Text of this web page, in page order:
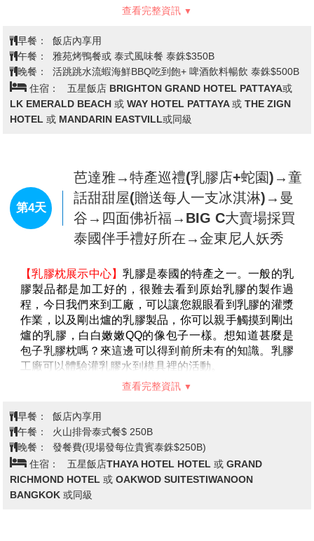
美景，盡情享受愉快出海時光！
範，
5歲以下及60
將安排您於酒店內自由活動，並請於報名時主動告知您的
業務員，於當地退還該活動費用每位$500泰銖(出發後放棄
行程無法退費)，當日之午餐仍會與團體同時進行。敬請見
諒。
※註：參與水上活動時，僅適用於
如無法前往格蘭島者，也無法參加水上活動者，敬
請見諒。
※註：若因當天風浪過大，無法出海：則更換為翡翠灣海
天俱樂部或者金沙灘俱樂部
出海行程，請攜帶泳衣褲與防曬用品，基於衛生考
重物品隨身或使用酒店保險箱避免因遊玩時遺失。
※註：為了您的安全，請配合導遊和領隊宣達的相關注意
事項，且下水請務必穿上救生衣，謝謝合作！
【TERMINAL 21購物中心】Terminal 21 Pattaya
完全以營造異國風情為特色的購物中心，讓你從廣場
拍進賣場，連柱子或廁所都可以盡情的擺姿勢狂拍，
而且連美食廣場都是街邊小吃的平易價格，來芭達雅
廣敞立了一架飛機就令人瞠目結舌，入口處的幾個行
Terminal 21 完完全全打造成航站大樓的氛圍，非但入
口以登機門的Gate來編號，座位區甚打造成行李輸送
轉盤的樣貌，真的是非常有想像力。樓層由最底層依
序為 G 、M及1至 3 樓，融入法國巴黎、英國倫敦、義大
利、日本東京及美國舊金山等異國風情，將最具特色
的建築、人物、特色融入整個空間中，不得不說真的
查看完整資訊
早餐：
飯店內享用
午餐：
雅苑烤鴨餐或 泰式風味餐 泰銖$350B
晚餐：
活跳跳水流蝦海鮮BBQ吃到飽+ 啤酒飲料暢飲 泰銖$500B
住宿：
五星飯店 BRIGHTON GRAND HOTEL PATTAYA或
LK EMERALD BEACH 或 WAY HOTEL PATTAYA 或 THE ZIGN
HOTEL 或 MANDARIN EASTVILL或同級
第4天
芭達雅→特產巡禮(乳膠店+蛇園)→童
話甜甜屋(贈送每人一支冰淇淋)→曼
谷→四面佛祈福→BIG C大賣場採買
泰國伴手禮好所在→金東尼人妖秀
【乳膠枕展示中心】乳膠是泰國的特產之一。一般的乳
膠製品都是加工好的，很難去看到原始乳膠的製作過
程，今日我們來到工廠，可以讓您親眼看到乳膠的灌漿
作業，以及剛出爐的乳膠製品，你可以親手觸摸到剛出
爐的乳膠，白白嫩嫩QQ的像包子一樣。想知道甚麼是
包子乳膠枕嗎？來這邊可以得到前所未有的知識。乳膠
工廠可以體驗灌乳膠水到模具裡的活動。
內劃分不同的區域，每個區域可以見到不同種
的真實生活方式，深入瞭解蛇的有關知識。還有各式各
樣的展覽活動，有趣又令人振奮，讓人們對蛇類有全新
的瞭解認識，一改往日對蛇的畏懼之情。
【童話甜甜屋 (每人贈送一隻冰淇淋)】 夢幻糖果甜點屋 :
2020年完工的最新泰國超粉嫩的網紅打卡景點，繽紛亮
眼的馬卡龍色彩，將整個園區布置得非常可愛又生動，
查看完整資訊
早餐：
飯店內享用
午餐：
火山排骨泰式餐$ 250B
晚餐：
發餐費(現場發每位貴賓泰銖$250B)
住宿：
五星飯店THAYA HOTEL HOTEL 或 GRAND
RICHMOND HOTEL 或 OAKWOD SUITESTIWANOON
BANGKOK 或同級